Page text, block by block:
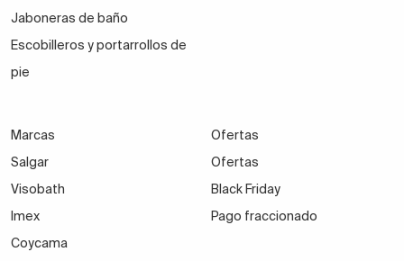
Jaboneras de baño
Escobilleros y portarrollos de
pie
Marcas
Salgar
Visobath
Imex
Coycama
Ofertas
Ofertas
Black Friday
Pago fraccionado